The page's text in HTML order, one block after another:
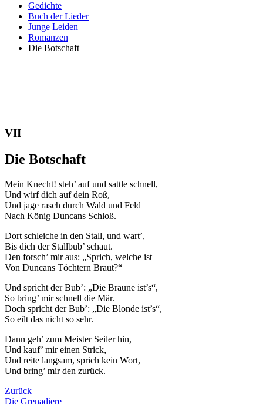
Gedichte
Buch der Lieder
Junge Leiden
Romanzen
Die Botschaft
VII
Die Botschaft
Mein Knecht! steh’ auf und sattle schnell,
Und wirf dich auf dein Roß,
Und jage rasch durch Wald und Feld
Nach König Duncans Schloß.
Dort schleiche in den Stall, und wart’,
Bis dich der Stallbub’ schaut.
Den forsch’ mir aus: „Sprich, welche ist
Von Duncans Töchtern Braut?“
Und spricht der Bub’: „Die Braune ist’s“,
So bring’ mir schnell die Mär.
Doch spricht der Bub’: „Die Blonde ist’s“,
So eilt das nicht so sehr.
Dann geh’ zum Meister Seiler hin,
Und kauf’ mir einen Strick,
Und reite langsam, sprich kein Wort,
Und bring’ mir den zurück.
Zurück
Die Grenadiere